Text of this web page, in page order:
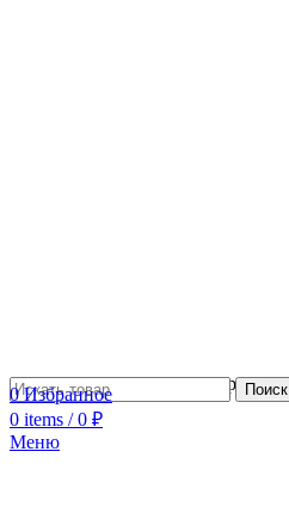
Сотрудничество с дизайнерамиПоиск
0Избранное
0 items / 0 ₽
Меню